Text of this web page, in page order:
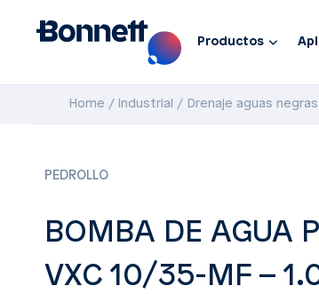
Productos
Home Industrial Drenaje aguas negras
PEDROLLO
BOMBA DE AGUA
VXC 10/35-MF –